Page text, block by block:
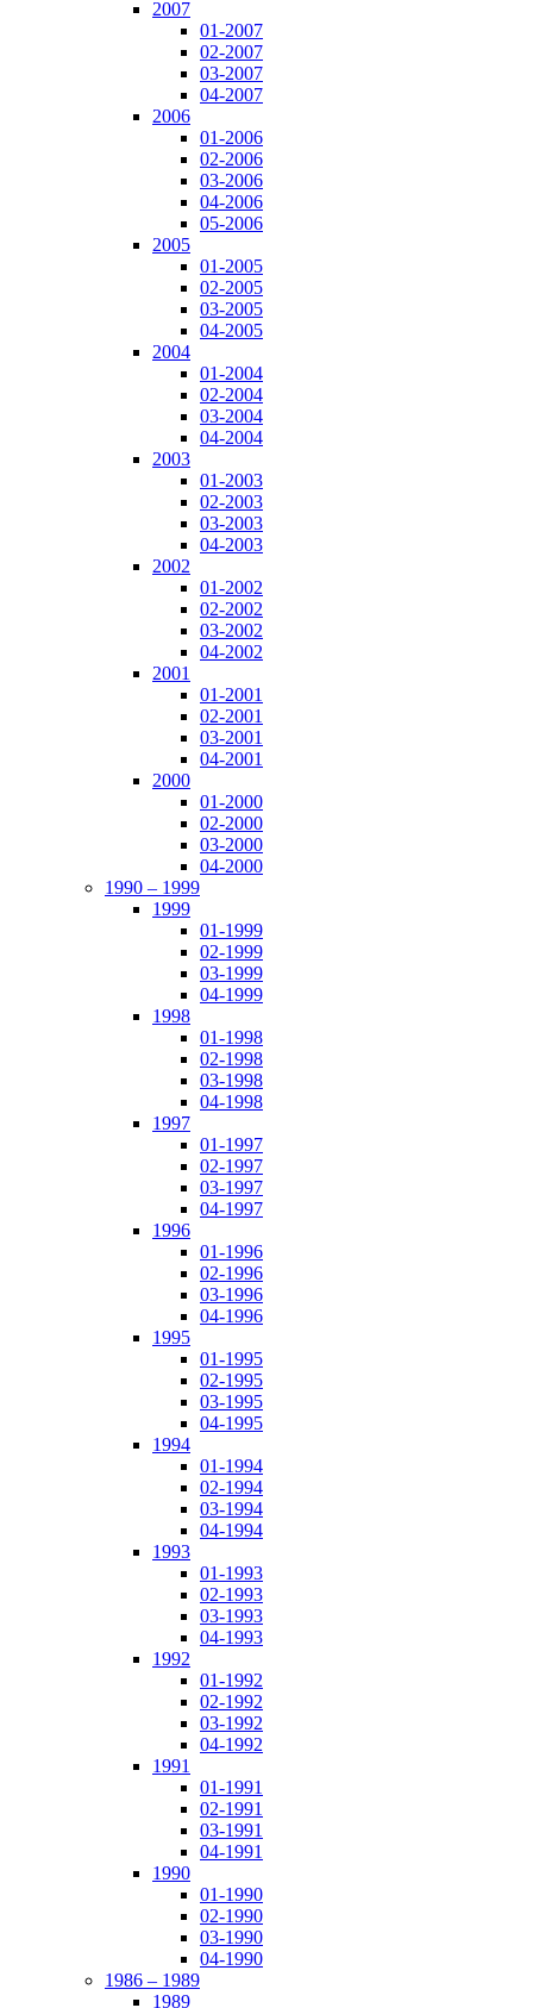
2007
01-2007
02-2007
03-2007
04-2007
2006
01-2006
02-2006
03-2006
04-2006
05-2006
2005
01-2005
02-2005
03-2005
04-2005
2004
01-2004
02-2004
03-2004
04-2004
2003
01-2003
02-2003
03-2003
04-2003
2002
01-2002
02-2002
03-2002
04-2002
2001
01-2001
02-2001
03-2001
04-2001
2000
01-2000
02-2000
03-2000
04-2000
1990 – 1999
1999
01-1999
02-1999
03-1999
04-1999
1998
01-1998
02-1998
03-1998
04-1998
1997
01-1997
02-1997
03-1997
04-1997
1996
01-1996
02-1996
03-1996
04-1996
1995
01-1995
02-1995
03-1995
04-1995
1994
01-1994
02-1994
03-1994
04-1994
1993
01-1993
02-1993
03-1993
04-1993
1992
01-1992
02-1992
03-1992
04-1992
1991
01-1991
02-1991
03-1991
04-1991
1990
01-1990
02-1990
03-1990
04-1990
1986 – 1989
1989